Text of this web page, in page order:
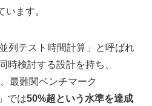
います。
列テスト時間計算」と呼ばれ
時検討する設計を持ち、
、最難関ベンチマーク
では50%超という水準を達成